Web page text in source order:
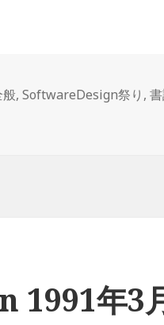
,SoftwareDesign祭り ,
1991年3